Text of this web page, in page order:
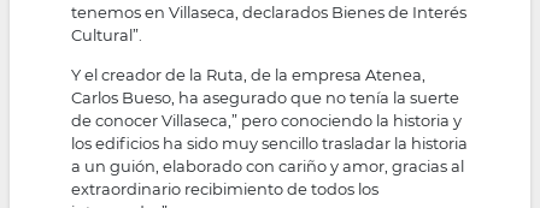
tenemos en Villaseca, declarados Bienes de Interés
Cultural”.
Y el creador de la Ruta, de la empresa Atenea,
Carlos Bueso, ha asegurado que no tenía la suerte
de conocer Villaseca,” pero conociendo la historia y
los edificios ha sido muy sencillo trasladar la historia
a un guión, elaborado con cariño y amor, gracias al
extraordinario recibimiento de todos los